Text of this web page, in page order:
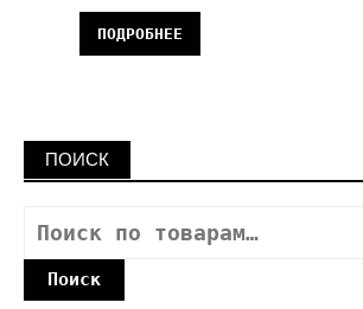
ПОДРОБНЕЕ
ПОИСК
Поиск